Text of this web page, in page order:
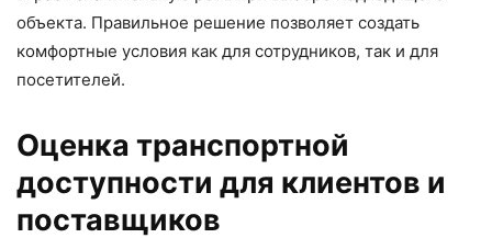
объекта. Правильное решение позволяет создать
комфортные условия как для сотрудников, так и для
посетителей.
Оценка транспортной
доступности для клиентов и
поставщиков